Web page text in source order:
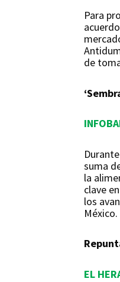
Para
de
suma
la
clave
los
México.
EL